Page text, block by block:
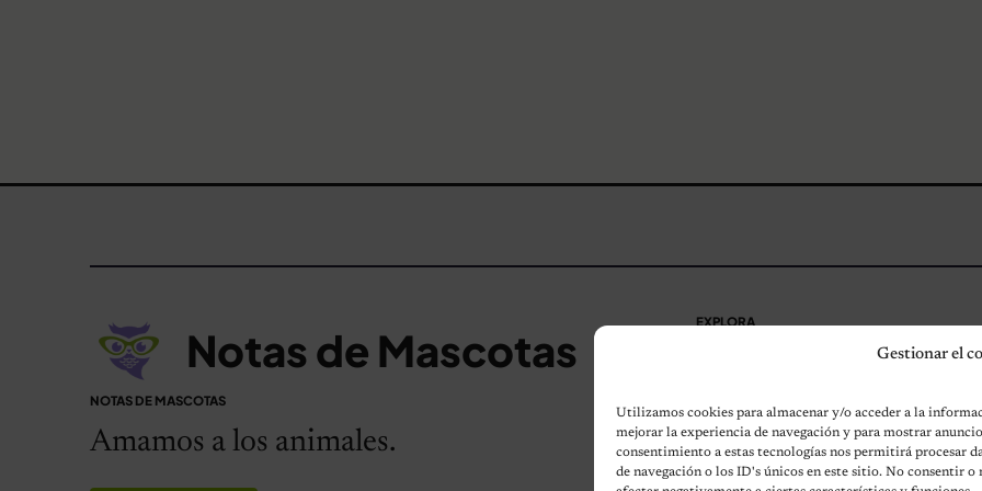
Gestionar el
Utilizamos cookies para almacenar y/o acceder a la
mejorar la experiencia de navegación y para mostrar
consentimiento a estas tecnologías nos permitirá procesar
de navegación o los ID's únicos en este sitio. No consentir
Notas de Mascotas
NOTAS DE MASCOTAS
Amamos a los animales.
EXPLORA
Gatos
Humor